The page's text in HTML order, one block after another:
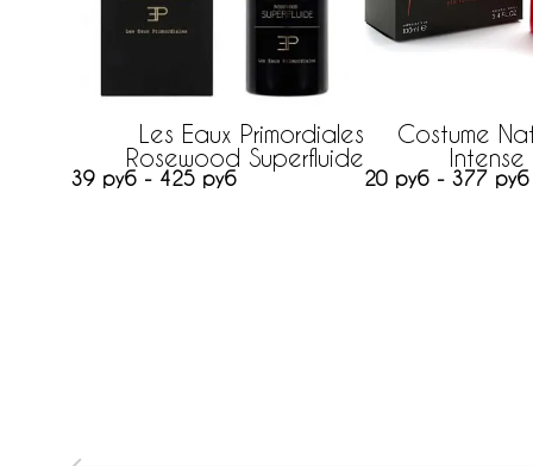
Les Eaux Primordiales
Rosewood Superfluide
39 руб - 425 руб
Costume
20 руб - 377 руб